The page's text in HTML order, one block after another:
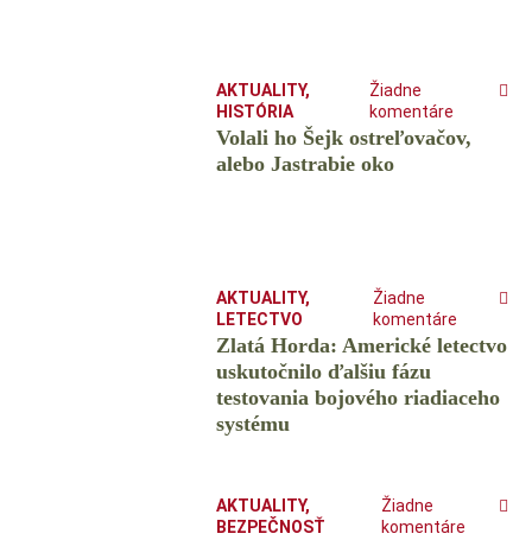
AKTUALITY,
HISTÓRIA
Žiadne
komentáre
Volali ho Šejk ostreľovačov,
alebo Jastrabie oko
AKTUALITY,
LETECTVO
Žiadne
komentáre
Zlatá Horda: Americké letectvo
uskutočnilo ďalšiu fázu
testovania bojového riadiaceho
systému
AKTUALITY,
BEZPEČNOSŤ
Žiadne
komentáre